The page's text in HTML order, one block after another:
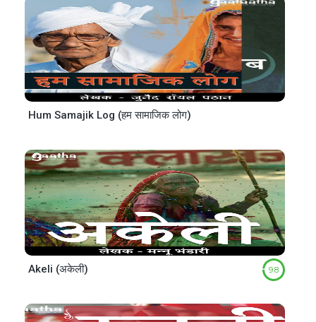
Hum Samajik Log (हम सामाजिक लोग)
Akeli (अकेली) 9.8